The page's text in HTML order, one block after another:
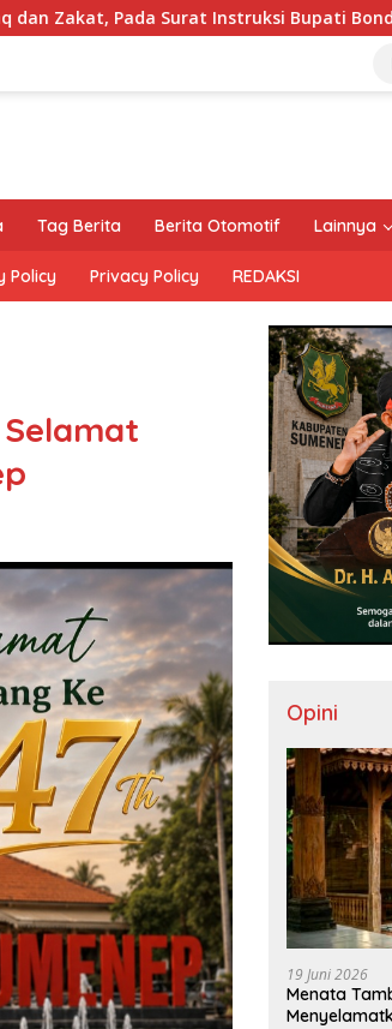
Bupati Bondowoso Keliling
Tag Berita Berita Otomotif Lainnya
Policy Privacy Policy REDAKSI
Opini
19 Juni 2026
Menata